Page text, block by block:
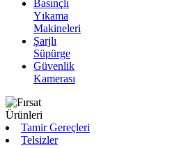
Basınçlı
Yıkama
Makineleri
Şarjlı
Süpürge
Güvenlik
Kamerası
Tamir Gereçleri
Telsizler